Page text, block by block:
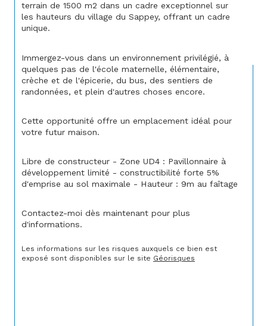
terrain de 1500 m2 dans un cadre exceptionnel sur
les hauteurs du village du Sappey, offrant un cadre
unique.
Immergez-vous dans un environnement privilégié, à
quelques pas de l'école maternelle, élémentaire,
crèche et de l'épicerie, du bus, des sentiers de
randonnées, et plein d'autres choses encore.
Cette opportunité offre un emplacement idéal pour
votre futur maison.
Libre de constructeur - Zone UD4 : Pavillonnaire à
développement limité - constructibilité forte 5%
d'emprise au sol maximale - Hauteur : 9m au faîtage
Contactez-moi dès maintenant pour plus
d'informations.
Les informations sur les risques auxquels ce bien est
exposé sont disponibles sur le site Géorisques